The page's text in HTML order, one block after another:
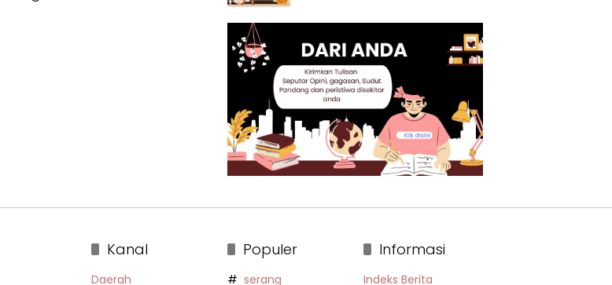
Kanal
Daerah
Populer
serang
Informasi
Indeks Berita